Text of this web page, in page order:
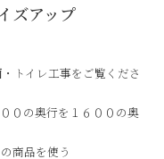
ズアップ
トイレ工事をご覧くださ
０の奥行を１６００の奥
商品を使う